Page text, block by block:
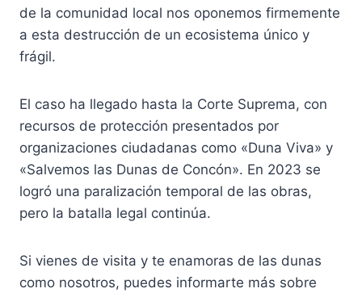
de la comunidad local nos oponemos firmemente
a esta destrucción de un ecosistema único y
frágil.
El caso ha llegado hasta la Corte Suprema, con
recursos de protección presentados por
organizaciones ciudadanas como «Duna Viva» y
«Salvemos las Dunas de Concón». En 2023 se
logró una paralización temporal de las obras,
pero la batalla legal continúa.
Si vienes de visita y te enamoras de las dunas
como nosotros, puedes informarte más sobre